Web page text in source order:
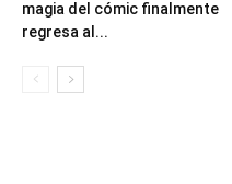
magia del cómic finalmente
regresa al...